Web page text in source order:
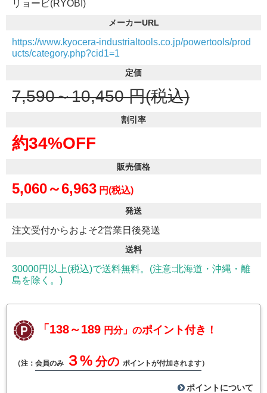
リョービ(RYOBI)
メーカーURL
https://www.kyocera-industrialtools.co.jp/powertools/prod
ucts/category.php?cid1=1
定価
7,590～10,450 円(税込)
割引率
約34%OFF
販売価格
5,060～6,963 円(税込)
発送
注文受付からおよそ2営業日後発送
送料
30000円以上(税込)で送料無料。(注意:北海道・沖縄・離
島を除く。)
「138～189 円分」のポイント付き！
（注： 会員のみ ３% 分の ポイントが付加されます）
ポイントについて